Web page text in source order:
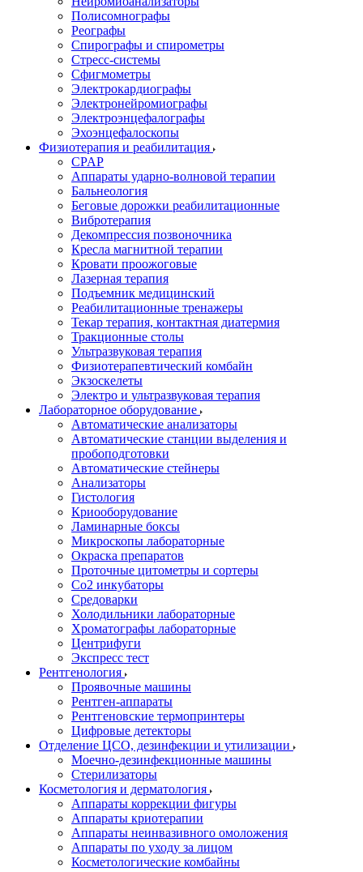
Полисомнографы
Реографы
Спирографы и спирометры
Стресс-системы
Сфигмометры
Электрокардиографы
Электронейромиографы
Электроэнцефалографы
Эхоэнцефалоскопы
Физиотерапия и реабилитация
CPAP
Аппараты ударно-волновой терапии
Бальнеология
Беговые дорожки реабилитационные
Вибротерапия
Декомпрессия позвоночника
Кресла магнитной терапии
Кровати проожоговые
Лазерная терапия
Подъемник медицинский
Реабилитационные тренажеры
Текар терапия, контактная диатермия
Тракционные столы
Ультразвуковая терапия
Физиотерапевтический комбайн
Экзоскелеты
Электро и ультразвуковая терапия
Лабораторное оборудование
Автоматические анализаторы
Автоматические станции выделения и
пробоподготовки
Автоматические стейнеры
Анализаторы
Гистология
Криооборудование
Ламинарные боксы
Микроскопы лабораторные
Окраска препаратов
Проточные цитометры и сортеры
Со2 инкубаторы
Средоварки
Холодильники лабораторные
Хроматографы лабораторные
Центрифуги
Экспресс тест
Рентгенология
Проявочные машины
Рентген-аппараты
Рентгеновские термопринтеры
Цифровые детекторы
Отделение ЦСО, дезинфекции и утилизации
Моечно-дезинфекционные машины
Стерилизаторы
Косметология и дерматология
Аппараты коррекции фигуры
Аппараты криотерапии
Аппараты неинвазивного омоложения
Аппараты по уходу за лицом
Косметологические комбайны